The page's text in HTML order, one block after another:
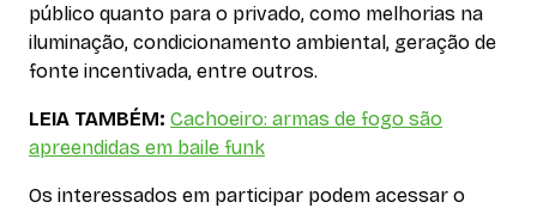
público quanto para o privado, como melhorias na
iluminação, condicionamento ambiental, geração de
fonte incentivada, entre outros.
LEIA TAMBÉM: Cachoeiro: armas de fogo são
apreendidas em baile funk
Os interessados em participar podem acessar o